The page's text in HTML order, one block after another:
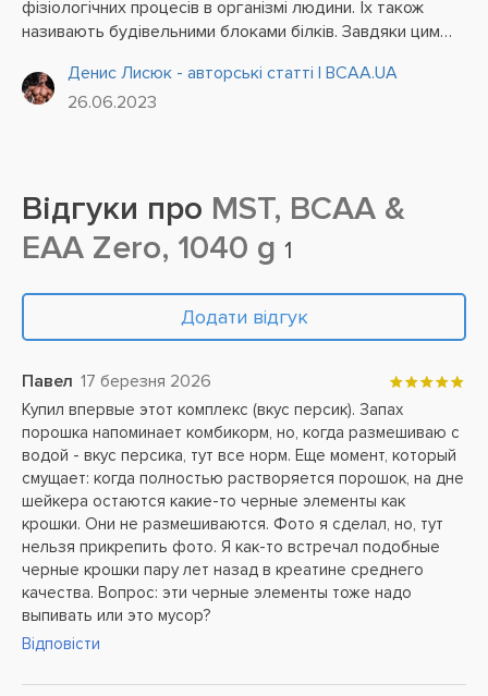
фізіологічних процесів в організмі людини. Їх також
називають будівельними блоками білків. Завдяки цим
Денис Лисюк - авторські статті | BCAA.UA
26.06.2023
Відгуки про MST, BCAA &
EAA Zero, 1040 g 1
Додати відгук
Павел 17 березня 2026
Купил впервые этот комплекс (вкус персик). Запах
порошка напоминает комбикорм, но, когда размешиваю с
водой - вкус персика, тут все норм. Еще момент, который
смущает: когда полностью растворяется порошок, на дне
шейкера остаются какие-то черные элементы как
крошки. Они не размешиваются. Фото я сделал, но, тут
нельзя прикрепить фото. Я как-то встречал подобные
черные крошки пару лет назад в креатине среднего
качества. Вопрос: эти черные элементы тоже надо
выпивать или это мусор?
Відповісти